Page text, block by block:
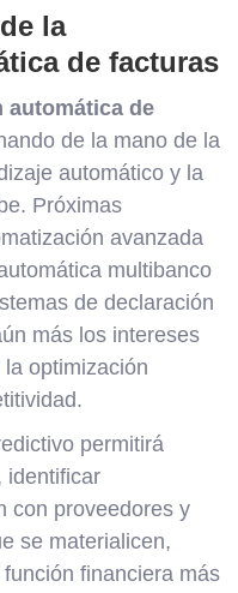
la
de facturas
automática de
de la mano de la
automático y la
Próximas
avanzada
multibanco
de declaración
más los intereses
optimización
permitirá
identificar
con proveedores y
se materialicen,
financiera más